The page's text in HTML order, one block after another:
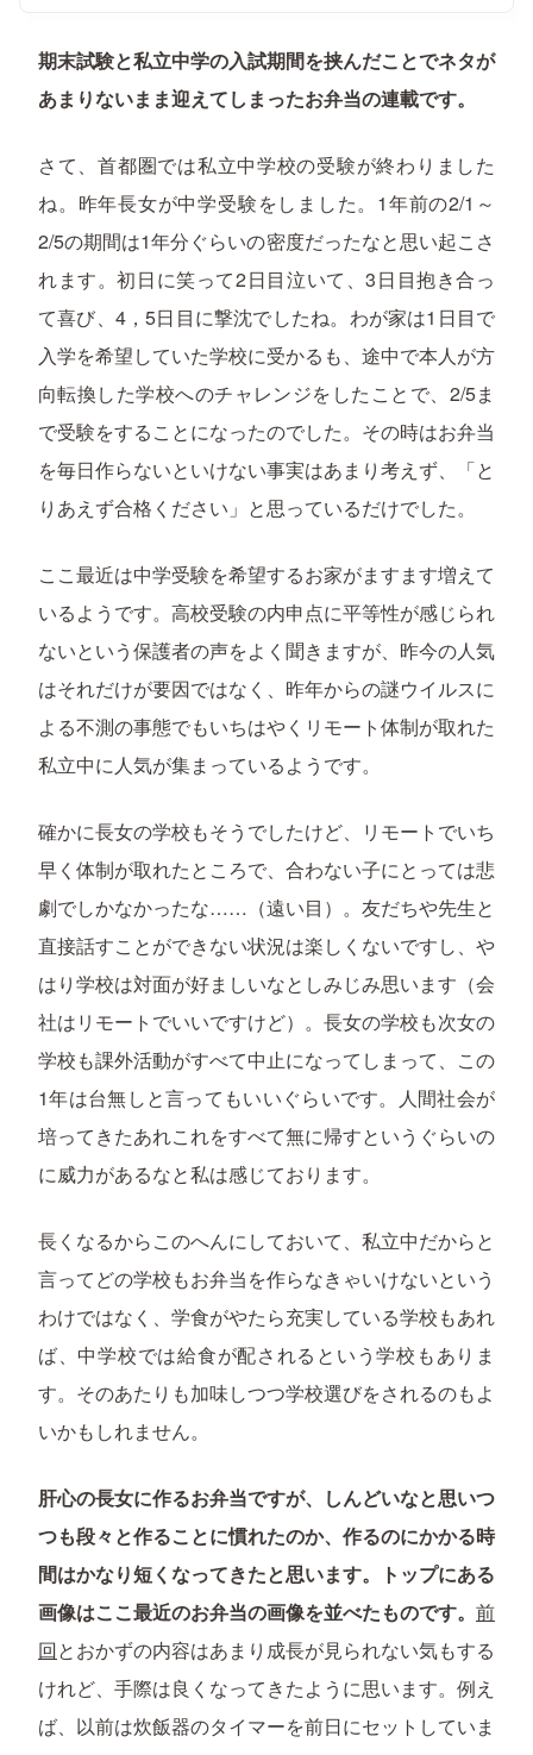
期末試験と私立中学の入試期間を挟んだことでネタが
あまりないまま迎えてしまったお弁当の連載です。
さて、首都圏では私立中学校の受験が終わりました
ね。昨年長女が中学受験をしました。1年前の2/1～
2/5の期間は1年分ぐらいの密度だったなと思い起こさ
れます。初日に笑って2日目泣いて、3日目抱き合っ
て喜び、4，5日目に撃沈でしたね。わが家は1日目で
入学を希望していた学校に受かるも、途中で本人が方
向転換した学校へのチャレンジをしたことで、2/5ま
で受験をすることになったのでした。その時はお弁当
を毎日作らないといけない事実はあまり考えず、「と
りあえず合格ください」と思っているだけでした。
ここ最近は中学受験を希望するお家がますます増えて
いるようです。高校受験の内申点に平等性が感じられ
ないという保護者の声をよく聞きますが、昨今の人気
はそれだけが要因ではなく、昨年からの謎ウイルスに
よる不測の事態でもいちはやくリモート体制が取れた
私立中に人気が集まっているようです。
確かに長女の学校もそうでしたけど、リモートでいち
早く体制が取れたところで、合わない子にとっては悲
劇でしかなかったな……（遠い目）。友だちや先生と
直接話すことができない状況は楽しくないですし、や
はり学校は対面が好ましいなとしみじみ思います（会
社はリモートでいいですけど）。長女の学校も次女の
学校も課外活動がすべて中止になってしまって、この
1年は台無しと言ってもいいぐらいです。人間社会が
培ってきたあれこれをすべて無に帰すというぐらいの
に威力があるなと私は感じております。
長くなるからこのへんにしておいて、私立中だからと
言ってどの学校もお弁当を作らなきゃいけないという
わけではなく、学食がやたら充実している学校もあれ
ば、中学校では給食が配されるという学校もありま
す。そのあたりも加味しつつ学校選びをされるのもよ
いかもしれません。
肝心の長女に作るお弁当ですが、しんどいなと思いつ
つも段々と作ることに慣れたのか、作るのにかかる時
間はかなり短くなってきたと思います。トップにある
画像はここ最近のお弁当の画像を並べたものです。 前
回とおかずの内容はあまり成長が見られない気もする
けれど、手際は良くなってきたように思います。例え
ば、以前は炊飯器のタイマーを前日にセットしていま